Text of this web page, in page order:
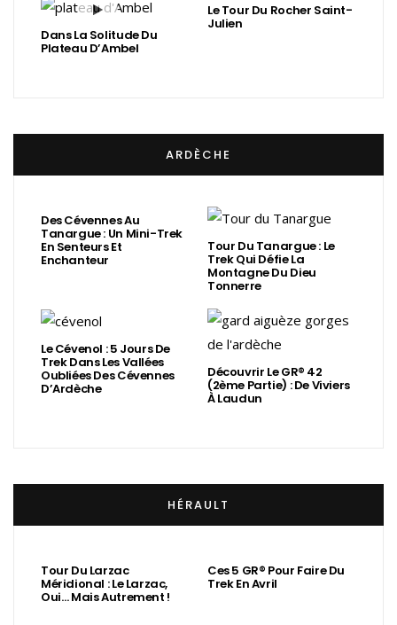
Dans La Solitude Du
Plateau D’Ambel
Le Tour Du Rocher Saint-
Julien
ARDÈCHE
Des Cévennes Au
Tanargue : Un Mini-Trek
En Senteurs Et
Enchanteur
Tour Du Tanargue : Le
Trek Qui Défie La
Montagne Du Dieu
Tonnerre
Le Cévenol : 5 Jours De
Trek Dans Les Vallées
Oubliées Des Cévennes
D’Ardèche
Découvrir Le GR® 42
(2ème Partie) : De Viviers
À Laudun
HÉRAULT
Tour Du Larzac
Méridional : Le Larzac,
Oui… Mais Autrement !
Ces 5 GR® Pour Faire Du
Trek En Avril